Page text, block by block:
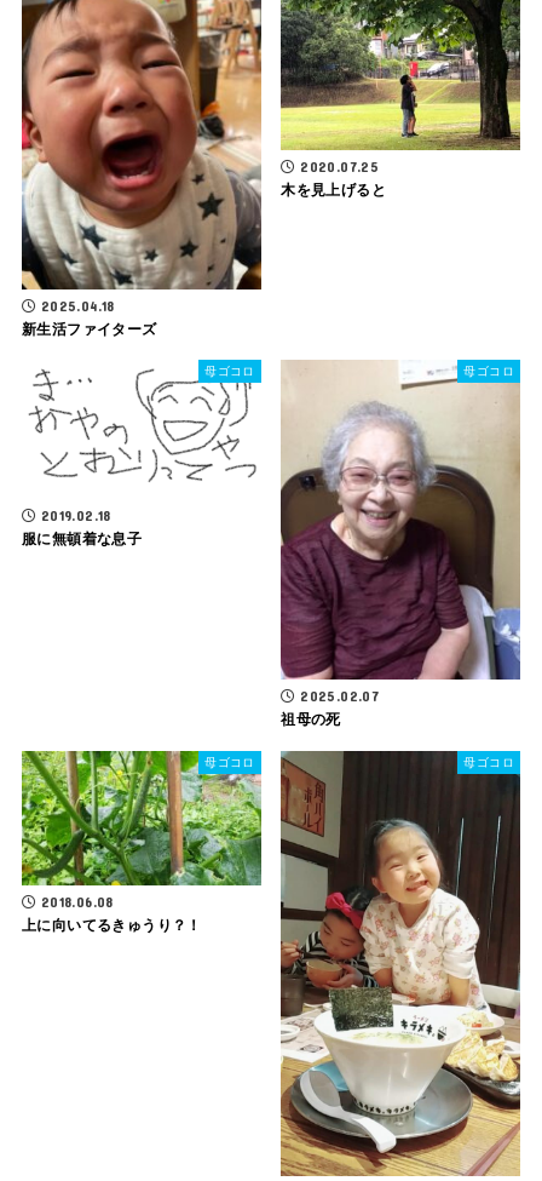
2025.04.18
新生活ファイターズ
2020.07.25
木を見上げると
母ゴコロ
2019.02.18
服に無頓着な息子
母ゴコロ
2025.02.07
祖母の死
母ゴコロ
2018.06.08
上に向いてるきゅうり？！
母ゴコロ